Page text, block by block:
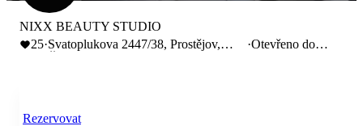
NIXX BEAUTY STUDIO
25·Svatoplukova 2447/38, Prostějov,
·Otevřeno do
Rezervovat